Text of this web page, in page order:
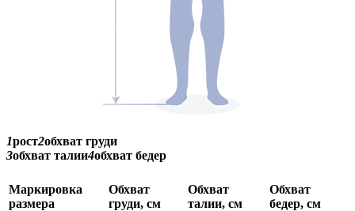
1рост2обхват груди
3обхват талии4обхват бедер
Маркировка
размера
Обхват
груди, см
Обхват
талии, см
Обхват
бедер, см